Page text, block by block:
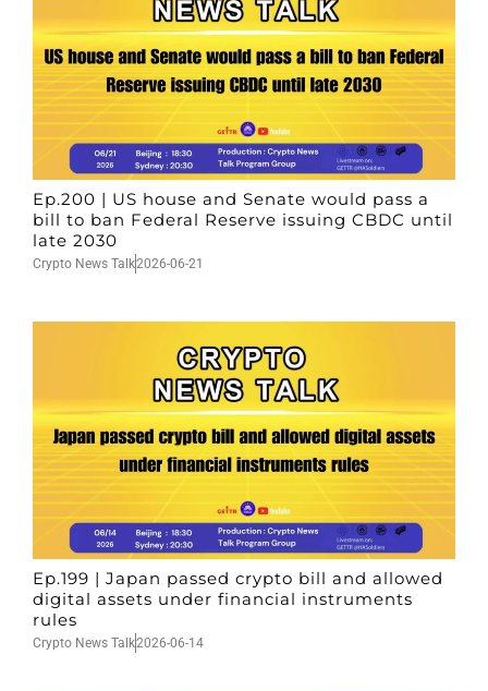
Ep.200 | US house and Senate would pass a
bill to ban Federal Reserve issuing CBDC until
late 2030
Crypto News Talk2026-06-21
Ep.199 | Japan passed crypto bill and allowed
digital assets under financial instruments
rules
Crypto News Talk2026-06-14